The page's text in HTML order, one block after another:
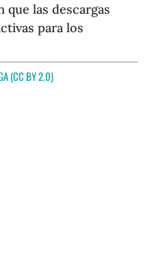
que las descargas
para los
(CC BY 2.0)